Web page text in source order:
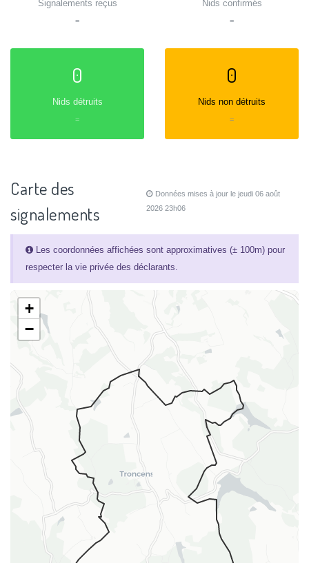
Signalements reçus
=
Nids confirmés
=
0
Nids détruits
=
0
Nids non détruits
=
Carte des
signalements
Données mises à jour le jeudi 06 août
2026 23h06
Les coordonnées affichées sont approximatives (± 100m) pour
respecter la vie privée des déclarants.
+
−